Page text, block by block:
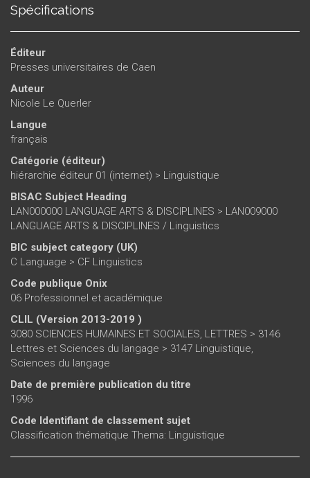
Spécifications
Éditeur
Presses universitaires de Caen
Auteur
Nicole Le Querler
Langue
français
Catégorie (éditeur)
hiérarchie éditeur 01 (internet) > Linguistique
BISAC Subject Heading
LAN000000 LANGUAGE ARTS & DISCIPLINES > LAN009000
LANGUAGE ARTS & DISCIPLINES / Linguistics
BIC subject category (UK)
C Language > CF Linguistics
Code publique Onix
06 Professionnel et académique
CLIL (Version 2013-2019 )
3080 SCIENCES HUMAINES ET SOCIALES, LETTRES > 3146
Lettres et Sciences du langage > 3147 Linguistique,
Sciences du langage
Date de première publication du titre
1996
Code Identifiant de classement sujet
Classification thématique Thema: Linguistique